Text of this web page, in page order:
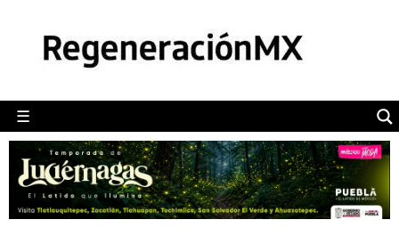
☰
POLÍTICA
CAMALEÓN
OPINIÓN
DEPORTES